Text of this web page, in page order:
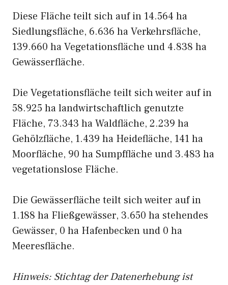
Diese Fläche teilt sich auf in 14.564 ha
Siedlungsfläche, 6.636 ha Verkehrsfläche,
139.660 ha Vegetationsfläche und 4.838 ha
Gewässerfläche.
Die Vegetationsfläche teilt sich weiter auf in
58.925 ha landwirtschaftlich genutzte
Fläche, 73.343 ha Waldfläche, 2.239 ha
Gehölzfläche, 1.439 ha Heidefläche, 141 ha
Moorfläche, 90 ha Sumpffläche und 3.483 ha
vegetationslose Fläche.
Die Gewässerfläche teilt sich weiter auf in
1.188 ha Fließgewässer, 3.650 ha stehendes
Gewässer, 0 ha Hafenbecken und 0 ha
Meeresfläche.
Hinweis: Stichtag der Datenerhebung ist